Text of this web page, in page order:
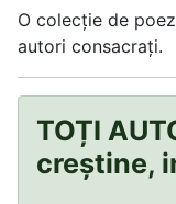
O colecție de
autori consacrați.
TOȚI
creștine,